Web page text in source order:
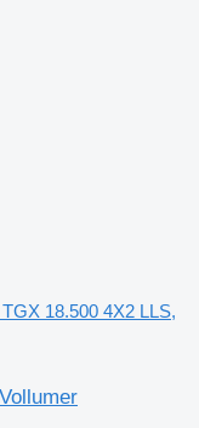
18.500 4X2 LLS,